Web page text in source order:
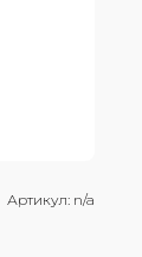
Артикул: n/a